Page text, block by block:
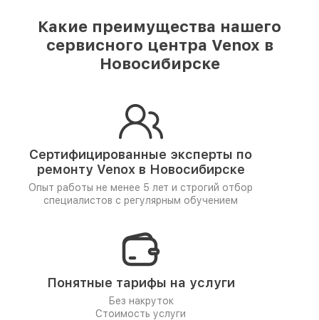
Какие преимущества нашего
сервисного центра Venox в
Новосибирске
Сертифицированные эксперты по
ремонту Venox в Новосибирске
Опыт работы не менее 5 лет и строгий отбор
специалистов с регулярным обучением
Понятные тарифы на услуги
Без накруток
Стоимость услуги